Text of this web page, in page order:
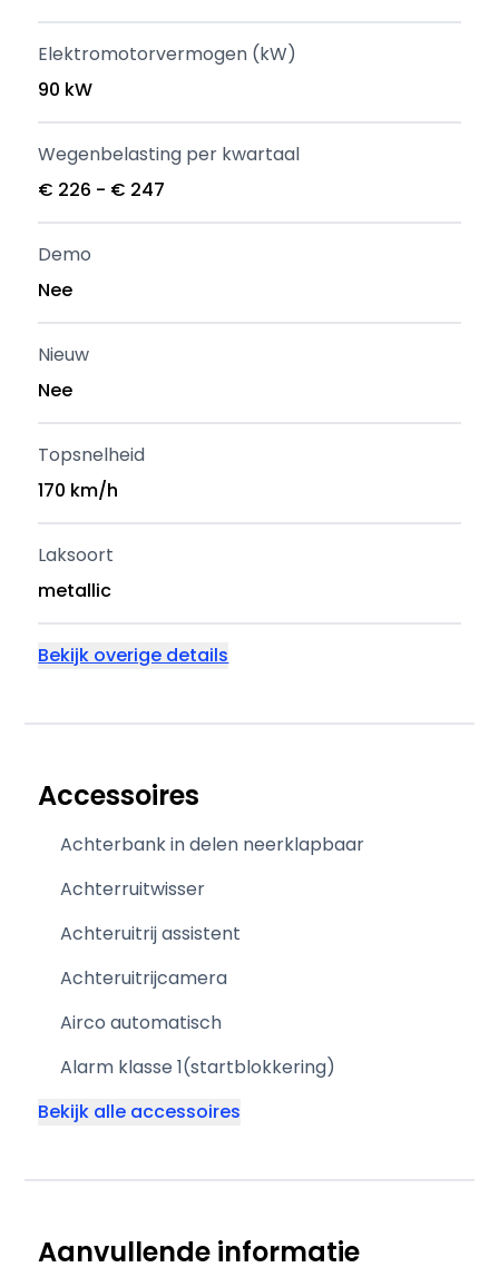
Elektromotorvermogen (kW)
90 kW
Wegenbelasting per kwartaal
€ 226 - € 247
Demo
Nee
Nieuw
Nee
Topsnelheid
170 km/h
Laksoort
metallic
Bekijk overige details
Accessoires
Achterbank in delen neerklapbaar
Achterruitwisser
Achteruitrij assistent
Achteruitrijcamera
Airco automatisch
Alarm klasse 1(startblokkering)
Bekijk alle accessoires
Aanvullende informatie